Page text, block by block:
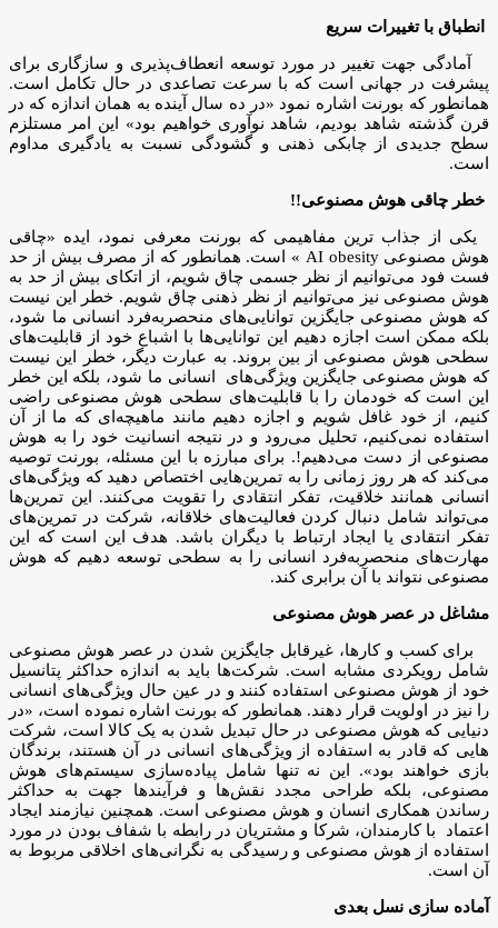
انطباق با تغییرات سریع
آمادگی جهت تغییر در مورد توسعه انعطاف‌پذیری و سازگاری برای
پیشرفت در جهانی است که با سرعت تصاعدی در حال تکامل است.
همانطور که بورنت اشاره نمود «در ده سال آینده به همان اندازه که در
قرن گذشته شاهد بودیم، شاهد نوآوری خواهیم بود» این امر مستلزم
سطح جدیدی از چابکی ذهنی و گشودگی نسبت به یادگیری مداوم
است.
خطر چاقی هوش مصنوعی!!
یکی از جذاب ترین مفاهیمی که بورنت معرفی نمود، ایده «چاقی
هوش مصنوعی AI obesity » است. همانطور که از مصرف بیش از حد
فست فود می‌توانیم از نظر جسمی چاق شویم، از اتکای بیش از حد به
هوش مصنوعی نیز می‌توانیم از نظر ذهنی چاق شویم. خطر این نیست
که هوش مصنوعی جایگزین توانایی‌های منحصربه‌فرد انسانی ما شود،
بلکه ممکن است اجازه دهیم این توانایی‌ها با اشباع خود از قابلیت‌های
سطحی هوش مصنوعی از بین بروند. به عبارت دیگر، خطر این نیست
که هوش مصنوعی جایگزین ویژگی‌های انسانی ما شود، بلکه این خطر
این است که خودمان را با قابلیت‌های سطحی هوش مصنوعی راضی
کنیم، از خود غافل شویم و اجازه دهیم مانند ماهیچه‌ای که ما از آن
استفاده نمی‌کنیم، تحلیل می‌رود و در نتیجه انسانیت خود را به هوش
مصنوعی از دست می‌دهیم!. برای مبارزه با این مسئله، بورنت توصیه
می‌کند که هر روز زمانی را به تمرین‌هایی اختصاص دهید که ویژگی‌های
انسانی همانند خلاقیت، تفکر انتقادی را تقویت می‌کنند. این تمرین‌ها
می‌تواند شامل دنبال کردن فعالیت‌های خلاقانه، شرکت در تمرین‌های
تفکر انتقادی یا ایجاد ارتباط با دیگران باشد. هدف این است که این
مهارت‌های منحصربه‌فرد انسانی را به سطحی توسعه دهیم که هوش
مصنوعی نتواند با آن برابری کند.
مشاغل در عصر هوش مصنوعی
برای کسب و کارها، غیرقابل جایگزین شدن در عصر هوش مصنوعی
شامل رویکردی مشابه است. شرکت‌ها باید به اندازه حداکثر پتانسیل
خود از هوش مصنوعی استفاده کنند و در عین حال ویژگی‌های انسانی
را نیز در اولویت قرار دهند. همانطور که بورنت اشاره نموده است، «در
دنیایی که هوش مصنوعی در حال تبدیل شدن به یک کالا است، شرکت
هایی که قادر به استفاده از ویژگی‌های انسانی در آن هستند، برندگان
بازی خواهند بود». این نه تنها شامل پیاده‌سازی سیستم‌های هوش
مصنوعی، بلکه طراحی مجدد نقش‌ها و فرآیندها جهت به حداکثر
رساندن همکاری انسان و هوش مصنوعی است. همچنین نیازمند ایجاد
اعتماد با کارمندان، شرکا و مشتریان در رابطه با شفاف بودن در مورد
استفاده از هوش مصنوعی و رسیدگی به نگرانی‌های اخلاقی مربوط به
آن است.
آماده سازی نسل بعدی